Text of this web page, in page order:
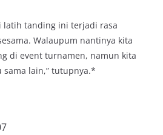
latih tanding ini terjadi rasa
Walaupum nantinya kita
di event turnamen, namun kita
sama lain,” tutupnya.*